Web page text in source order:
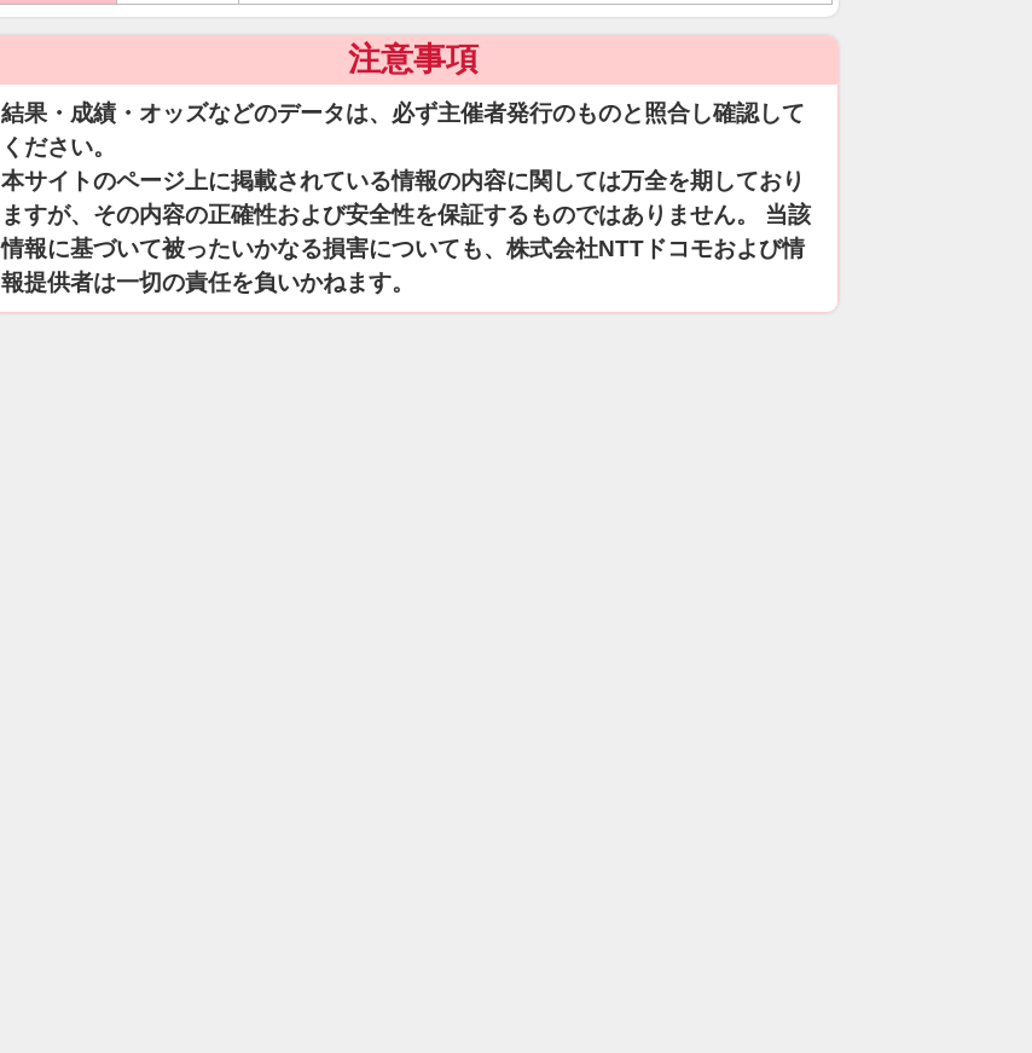
注意事項
結果・成績・オッズなどのデータは、必ず主催者発行のものと照合し確認して
ください。
本サイトのページ上に掲載されている情報の内容に関しては万全を期しており
ますが、その内容の正確性および安全性を保証するものではありません。 当該
情報に基づいて被ったいかなる損害についても、株式会社NTTドコモおよび情
報提供者は一切の責任を負いかねます。